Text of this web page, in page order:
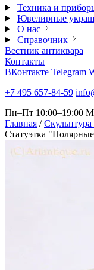
Техника и
Ювелирные
О нас
Справочник
Вестник антиквара
Контакты
ВКонтакте Telegram
+7 495 657-84-59
Пн–Пт 10:00–19:00
Главная / Скульптура
Статуэтка